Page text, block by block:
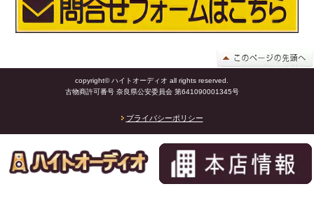
copyright© ハイトオーディオ all rights reserved.
古物商許可番号 奈良県公安委員会 第641090001345号
プライバシーポリシー